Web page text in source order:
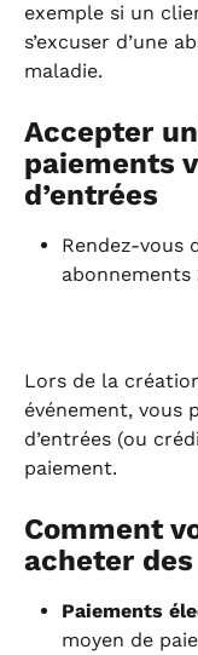
exemple si un
s’excuser d’une
maladie.
Accepter
paiements
d’entrées
Rendez-vous
abonnements
Lors de la
événement, vous
d’entrées (ou
paiement.
Comment
acheter
Paiements
moyen de